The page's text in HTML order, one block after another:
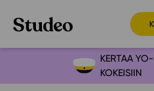
Preppaaja
KERTAA YO-
KOKEISIIN